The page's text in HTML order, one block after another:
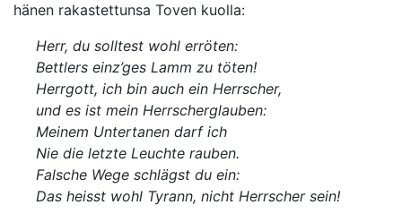
hänen rakastettunsa Toven kuolla:
Herr, du solltest wohl erröten:
Bettlers einz’ges Lamm zu töten!
Herrgott, ich bin auch ein Herrscher,
und es ist mein Herrscherglauben:
Meinem Untertanen darf ich
Nie die letzte Leuchte rauben.
Falsche Wege schlägst du ein:
Das heisst wohl Tyrann, nicht Herrscher sein!